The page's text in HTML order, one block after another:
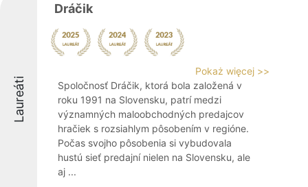
Laureáti
Dráčik
Pokaż więcej >>
Spoločnosť Dráčik, ktorá bola založená v
roku 1991 na Slovensku, patrí medzi
významných maloobchodných predajcov
hračiek s rozsiahlym pôsobením v regióne.
Počas svojho pôsobenia si vybudovala
hustú sieť predajní nielen na Slovensku, ale
aj ...